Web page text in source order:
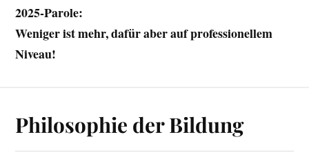
2025-Parole:
Weniger ist mehr, dafür aber auf professionellem
Niveau!
Philosophie der Bildung